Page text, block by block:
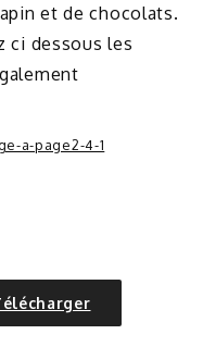
et de chocolats.
ci dessous les
a-page2-4-1